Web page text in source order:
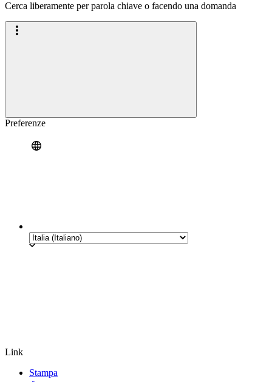
Cerca liberamente per parola chiave o facendo una domanda
Preferenze
Link
Stampa